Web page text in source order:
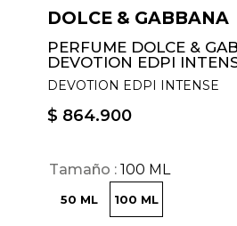
DOLCE & GABBANA
PERFUME DOLCE &
DEVOTION EDPI
DEVOTION EDPI INTENSE
$ 864.900
Tamaño 100 ML
100 ML
50 ML